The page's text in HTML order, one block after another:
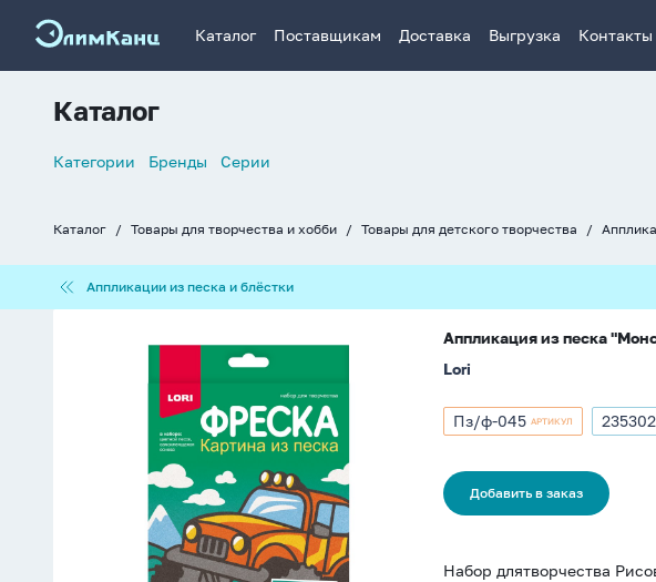
Каталог Поставщикам Доставка Выгрузка Контакты
Каталог
Список
Категории Бренды Серии
крошки
Каталог Товары для творчества и хобби Товары для детского творчества
из
песка
Аппликации из песка и блёстки
Аппликация из песка
Lori
Артикул
ф-045
Пз/ф-045 АРТИКУЛ 235302
Добавить в заказ
Набор длятворчества